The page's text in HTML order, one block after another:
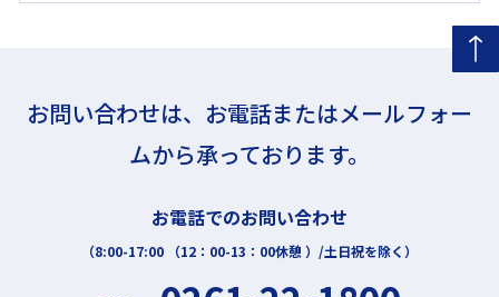
お問い合わせは、お電話またはメールフォー
ムから承っております。
お電話でのお問い合わせ
（8:00-17:00 （12：00-13：00休憩 ）/土日祝を除く）